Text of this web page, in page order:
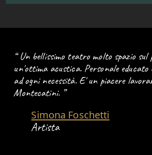
Un bellissimo teatro molto spazio sul
un'ottima acustica. Personale educato
ad ogni necessità. E' un piacere
Montecatini.
Simona Foschetti
Artista